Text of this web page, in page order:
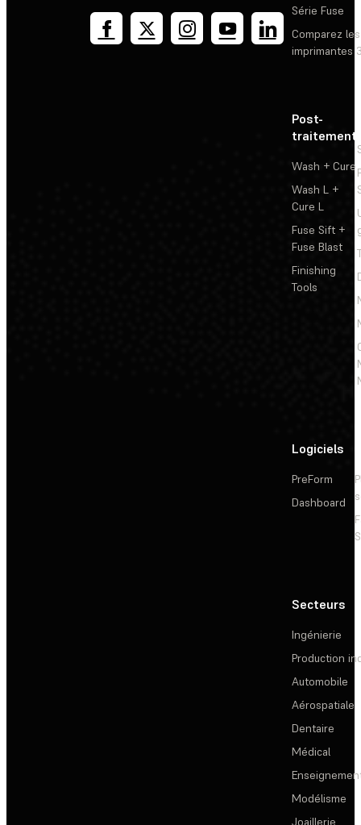
Série Fuse
Comparez les
imprimantes
Post-
traitement
Wash + Cure
Wash L +
Cure L
Fuse Sift +
Fuse Blast
Finishing
Tools
Logiciels
PreForm
Dashboard
Secteurs
Ingénierie
Production
Automobile
Aérospatiale
Dentaire
Médical
Modélisme
Joaillerie